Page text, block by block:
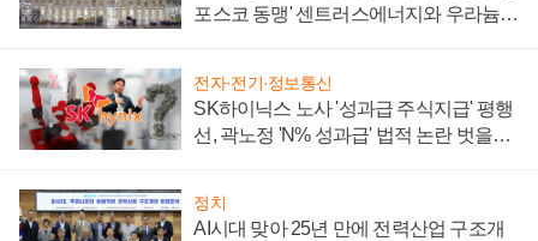
포스코 동맹' 센트러스에너지와 우라늄
전자·전기·정보통신
SK하이닉스 노사 '성과급 주식지급' 평행
선, 곽노정 'N% 성과급' 법적 논란 벗을지
정치
AI시대 맞아 25년 만에 전력산업 구조개